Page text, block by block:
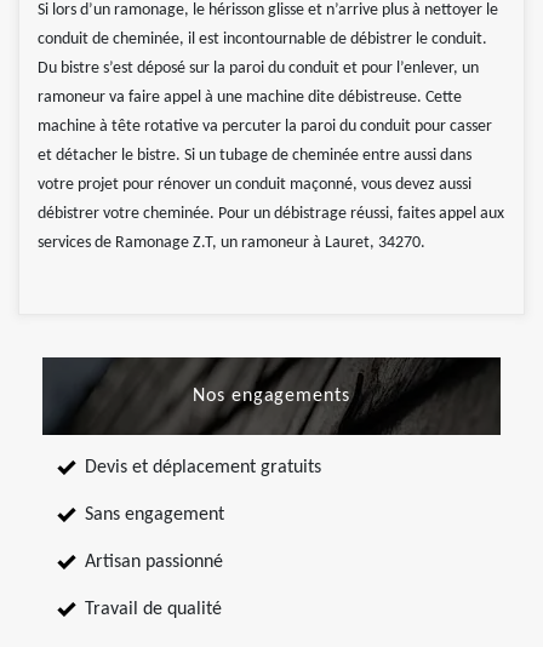
Si lors d’un ramonage, le hérisson glisse et n’arrive plus à nettoyer le
conduit de cheminée, il est incontournable de débistrer le conduit.
Du bistre s’est déposé sur la paroi du conduit et pour l’enlever, un
ramoneur va faire appel à une machine dite débistreuse. Cette
machine à tête rotative va percuter la paroi du conduit pour casser
et détacher le bistre. Si un tubage de cheminée entre aussi dans
votre projet pour rénover un conduit maçonné, vous devez aussi
débistrer votre cheminée. Pour un débistrage réussi, faites appel aux
services de Ramonage Z.T, un ramoneur à Lauret, 34270.
Nos engagements
Devis et déplacement gratuits
Sans engagement
Artisan passionné
Travail de qualité